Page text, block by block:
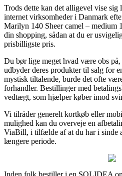
Trods dette kan det alligevel vise
internet virksomheder i Danmark
Marilyn 140 Sheer camel –
din shopping, sådan at du er
prisbilligste pris.
Du bør lige meget hvad være obs
udbyder deres produkter til salg for
mystisk tiltalende, burde det ofte
forhandler. Bestillinger med
vedtægt, som hjælper køber imod
Vi tilråder generelt kortkøb eller
mulighed kan du overveje en
ViaBill, i tilfælde af at du har i sinde
længere periode.
Inden folk bestiller i en SOLIDEA